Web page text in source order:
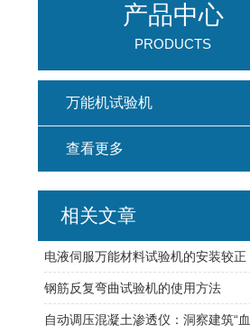
产品中心
PRODUCTS
万能机试验机
查看更多
相关文章
电液伺服万能材料试验机的安装较正
钢筋反复弯曲试验机的使用方法